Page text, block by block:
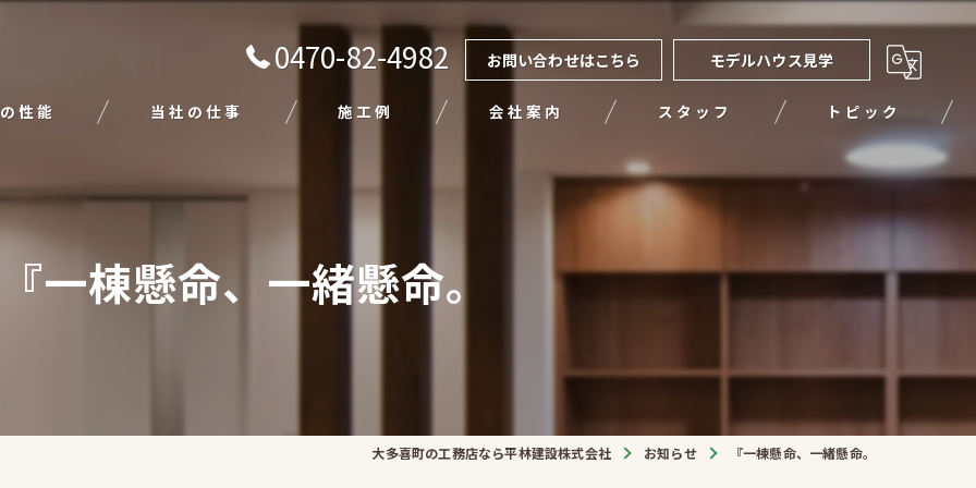
0470-82-4982 お問い合わせはこちら モデルハウス見学
性能 当社の仕事
エクステリア
施工例 会社案内 スタッフ トピック
一棟懸命、一緒懸命。
大多喜町の工務店なら平林建設株式会社 お知らせ 『一棟懸命、一緒懸命。